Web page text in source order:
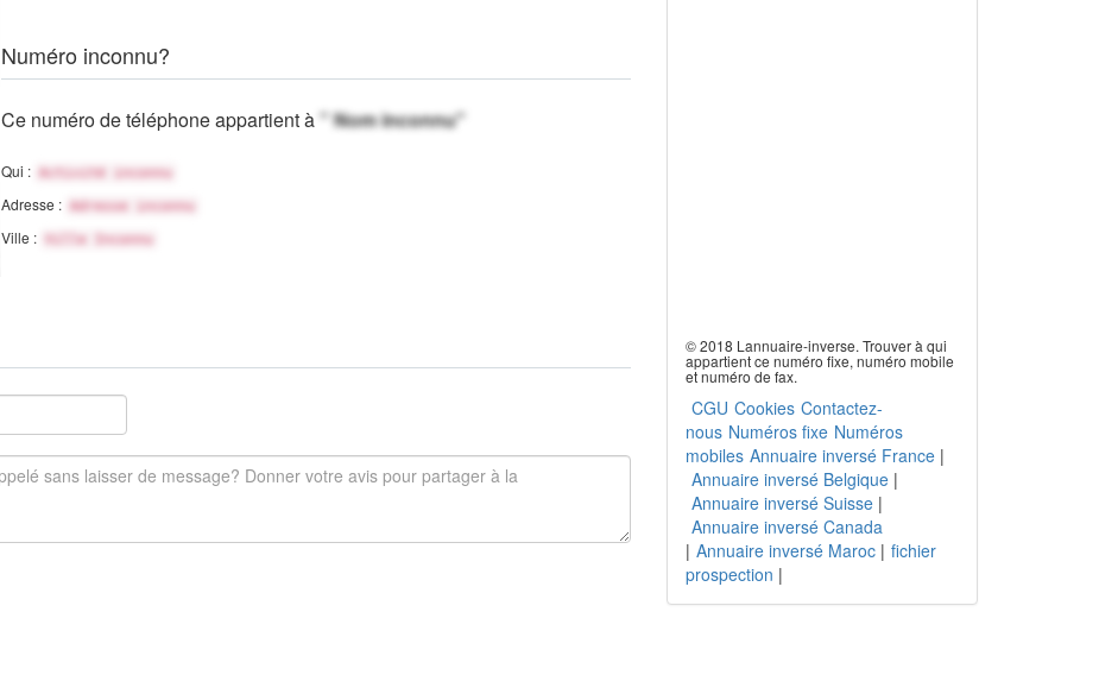
Numéro inconnu?
Ce numéro de téléphone appartient à" Nom inconnu"
Qui : Activité inconnu
Adresse : Adresse inconnu
Ville : Ville Inconnu
© 2018 Lannuaire-inverse. Trouver à qui
appartient ce numéro fixe, numéro mobile
et numéro de fax.
CGU Cookies Contactez-
nous Numéros fixe Numéros
mobiles Annuaire inversé France|
Annuaire inversé Belgique|
Annuaire inversé Suisse|
Annuaire inversé Canada
| Annuaire inversé Maroc| fichier
prospection |